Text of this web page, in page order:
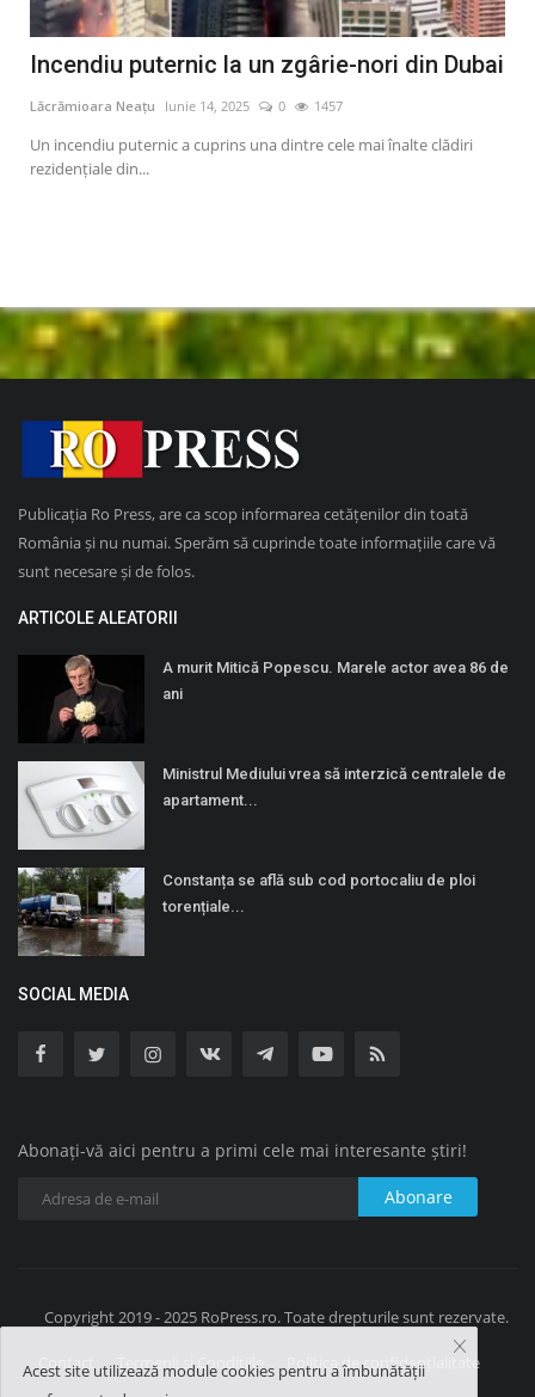
Incendiu puternic la un zgârie-nori din Dubai
Lăcrămioara Neațu Iunie 14, 2025 0 1457
Un incendiu puternic a cuprins una dintre cele mai înalte clădiri
rezidențiale din...
Publicația Ro Press, are ca scop informarea cetățenilor din toată
România și nu numai. Sperăm să cuprinde toate informațiile care vă
sunt necesare și de folos.
ARTICOLE ALEATORII
A murit Mitică Popescu. Marele actor avea 86 de
ani
Ministrul Mediului vrea să interzică centralele de
apartament...
Constanța se află sub cod portocaliu de ploi
torențiale...
SOCIAL MEDIA
Abonați-vă aici pentru a primi cele mai interesante știri!
Abonare
Copyright 2019 - 2025 RoPress.ro. Toate drepturile sunt rezervate.
Contact Termenii și Condițiile Politica de confidențialitate
Acest site utilizează module cookies pentru a îmbunătății